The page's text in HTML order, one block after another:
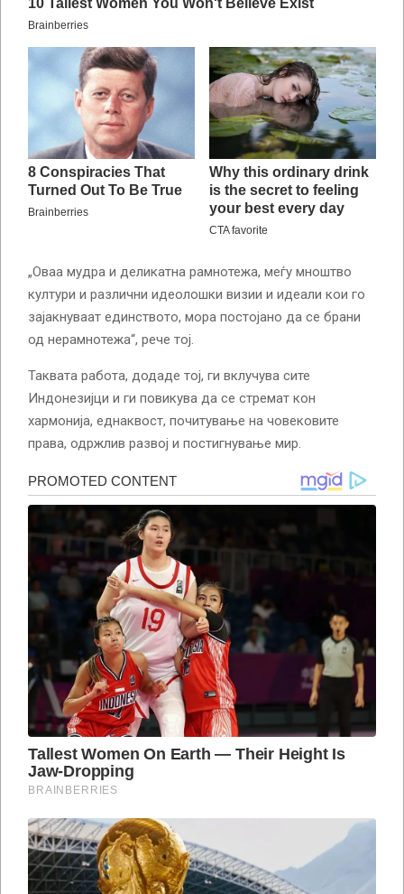
„Оваа мудра и деликатна рамнотежа, меѓу мноштво
култури и различни идеолошки визии и идеали кои го
зајакнуваат единството, мора постојано да се брани
од нерамнотежа“, рече тој.
Таквата работа, додаде тој, ги вклучува сите
Индонезијци и ги повикува да се стремат кон
хармонија, еднаквост, почитување на човековите
права, одржлив развој и постигнување мир.